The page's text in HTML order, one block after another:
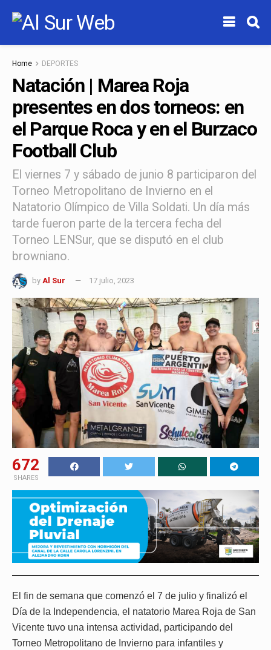
Home DEPORTES
Natación | Marea Roja
presentes en dos torneos: en
el Parque Roca y en el Burzaco
Football Club
El viernes 7 y sábado de junio 8 participaron del
Torneo Metropolitano de Invierno en el
Natatorio Olímpico de Villa Soldati. Un día más
tarde fueron parte de la tercera fecha del
Torneo LENSur, que se disputó en el club
browniano.
by Al Sur 17 julio, 2023
672
SHARES
El fin de semana que comenzó el 7 de julio y finalizó el
Día de la Independencia, el natatorio Marea Roja de San
Vicente tuvo una intensa actividad, participando del
Torneo Metropolitano de Invierno para infantiles y